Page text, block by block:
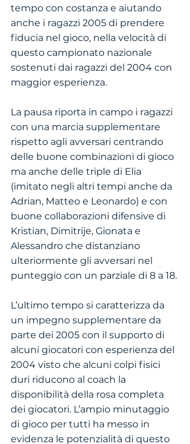
tempo con costanza e aiutando
anche i ragazzi 2005 di prendere
fiducia nel gioco, nella velocità di
questo campionato nazionale
sostenuti dai ragazzi del 2004 con
maggior esperienza.
La pausa riporta in campo i ragazzi
con una marcia supplementare
rispetto agli avversari centrando
delle buone combinazioni di gioco
ma anche delle triple di Elia
(imitato negli altri tempi anche da
Adrian, Matteo e Leonardo) e con
buone collaborazioni difensive di
Kristian, Dimitrije, Gionata e
Alessandro che distanziano
ulteriormente gli avversari nel
punteggio con un parziale di 8 a 18.
L’ultimo tempo si caratterizza da
un impegno supplementare da
parte dei 2005 con il supporto di
alcuni giocatori con esperienza del
2004 visto che alcuni colpi fisici
duri riducono al coach la
disponibilità della rosa completa
dei giocatori. L’ampio minutaggio
di gioco per tutti ha messo in
evidenza le potenzialità di questo